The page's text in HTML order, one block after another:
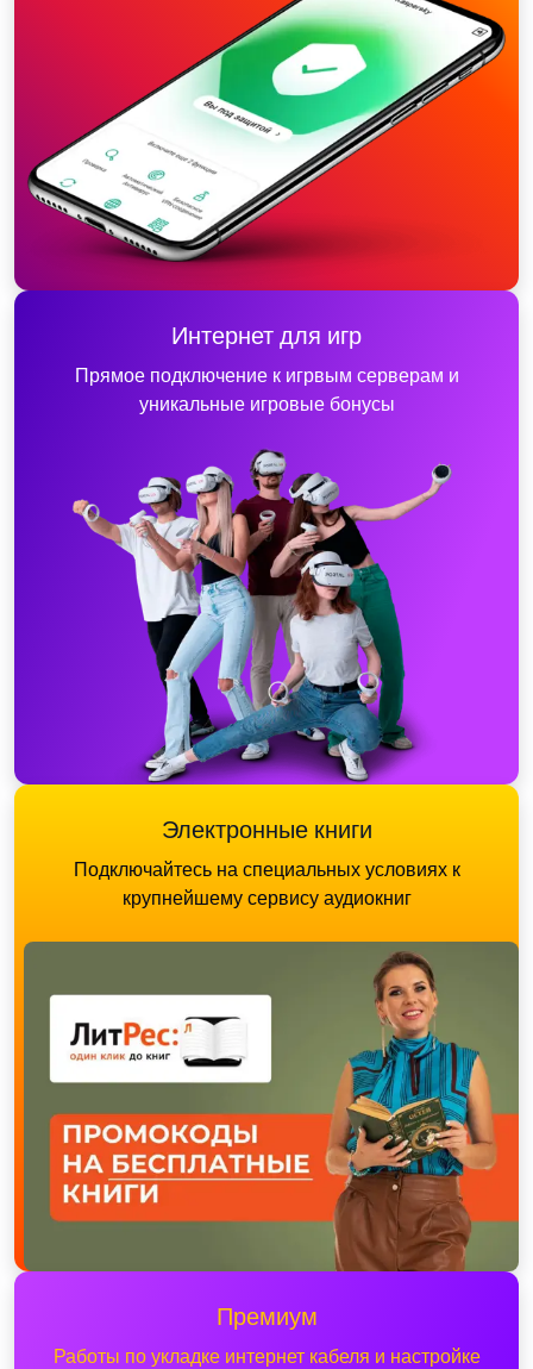
Интернет для игр
Прямое подключение к игрвым серверам и
уникальные игровые бонусы
Электронные книги
Подключайтесь на специальных условиях к
крупнейшему сервису аудиокниг
Премиум
Работы по укладке интернет кабеля и настройке